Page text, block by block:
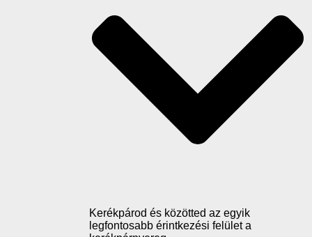
Kerékpárod és közötted az egyik
legfontosabb érintkezési felület a